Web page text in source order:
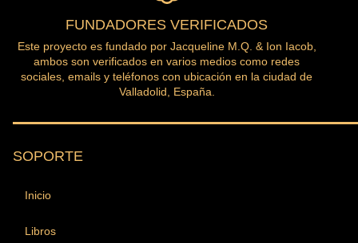
FUNDADORES VERIFICADOS
Este proyecto es fundado por Jacqueline M.Q. & Ion Iacob,
ambos son verificados en varios medios como redes
sociales, emails y teléfonos con ubicación en la ciudad de
Valladolid, España.
SOPORTE
Inicio
Libros